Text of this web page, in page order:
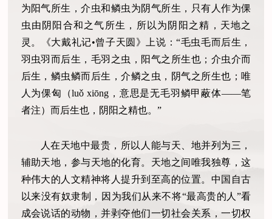
为阳气所生，介虫和鳞虫为阴气所生，只有人作为倮
虫由阴阳合和之气所生，所以为阴阳之精，天地之
灵。《大戴礼记•曾子天圆》上说：“毛虫毛而后生，
羽虫羽而后生，毛羽之虫，阳气之所生也；介虫介而
后生，鳞虫鳞而后生，介鳞之虫，阴气之所生也；唯
人为倮匈（luǒ xiōng，意思是无毛羽鳞甲蔽体——笔
者注）而后生也，阴阳之精也。”
人在天地中最贵，所以人能与天、地并列为三，
辅助天地，参与天地的化育。天地之间唯我独尊，这
种伟大的人文精神将人提升到至高的位置。中国自古
以来没有奴隶制，因为我们从来不将“最高贵的人”看
成会说话的动物，并剥夺他们一切社会关系，一切权